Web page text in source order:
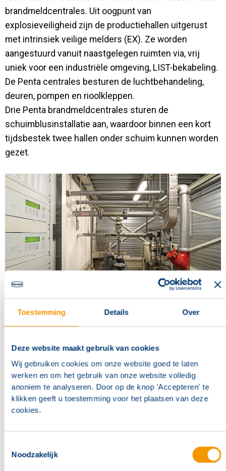
Toestemming Details Over
Deze website maakt gebruik van cookies
Wij gebruiken cookies om onze website goed te laten
werken en om het gebruik van onze website volledig
anoniem te analyseren. Door op de knop 'Accepteren' te
klikken geeft u toestemming voor het plaatsen van deze
cookies.
Noodzakelijk
brandmeldcentrales. Uit oogpunt van
explosieveiligheid zijn de productiehallen uitgerust
met intrinsiek veilige melders (EX). Ze worden
aangestuurd vanuit naastgelegen ruimten via, vrij
uniek voor een industriële omgeving, LIST-bekabeling.
De Penta centrales besturen de luchtbehandeling,
deuren, pompen en rioolkleppen.
Drie Penta brandmeldcentrales sturen de
schuimblusinstallatie aan, waardoor binnen een kort
tijdsbestek twee hallen onder schuim kunnen worden
gezet.
“Wij houden continu rekening met
explosieveiligheid en chemische
bestendigheid, vooral bij de keuze van
materialen en de montage. Hertek is
voor ons de natuurlijke keuze bij
brandbeveiliging.”